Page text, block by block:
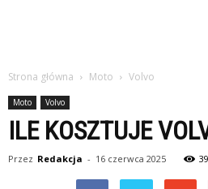
Strona główna Moto Volvo
Moto Volvo
ILE KOSZTUJE
Przez Redakcja - 16 czerwca 2025